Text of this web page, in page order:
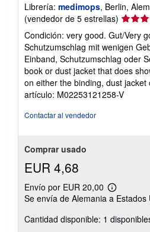
Librería: medimops, Berlin,
(vendedor de 5 estrellas)
del
5
de
5
Condición: very good. Gut/Very
Schutzumschlag mit wenigen
Einband, Schutzumschlag oder
book or dust jacket that does
on either the binding, dust jacket
artículo: M02253121258-V
Contactar al vendedor
Comprar usado
EUR 4,68
Envío por EUR 20,00
Más
las
tarifas
Se envía de Alemania a Estados
Cantidad disponible: 1